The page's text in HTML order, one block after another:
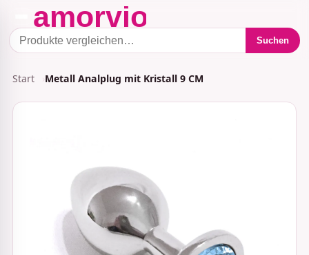
Suchen
Start Metall Analplug mit Kristall 9 CM